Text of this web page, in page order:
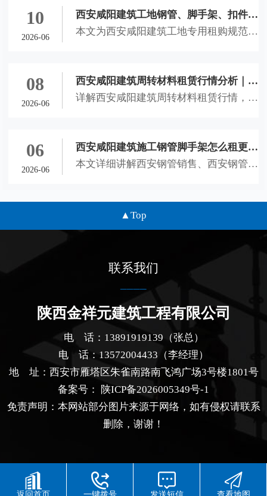
方式、隐形收费及理赔标准，助力本地工
地省钱避坑。
10
2026-06
西安咸阳建筑工地钢管、脚手架、扣件租
购选用规范文档
本文为西安咸阳建筑工地专用租购规范文
标准、进场验收流程与合作风控细则，适
配西安未央、灞桥、咸阳秦都、西咸新区
08
2026-06
西安咸阳建筑周转材料租赁行情分析｜钢
管租售、脚手架租赁、扣件租赁全套选材
详解西安咸阳建筑周转材料租赁行情，科
合作技巧，助力本地工地合理控制成本、
规避租赁风险、保障施工安全。
06
2026-06
西安咸阳建筑施工钢管脚手架怎么租更划
算？钢管销售租赁及扣件租赁全解析
本文详细讲解西安钢管销售、西安钢管租
景、材料鉴别技巧与租赁避坑要点，为西
Top
联系我们
陕西金祥元建筑工程有限公司
电 话：13891919139（张总）
电 话：13572004433（李经理）
地 址：西安市雁塔区朱雀南路南飞鸿广场3号楼1801号
备案号：
陕ICP备2026005349号-1
免责声明：本网站部分图片来源于网络，如有侵权请联系
删除，谢谢！